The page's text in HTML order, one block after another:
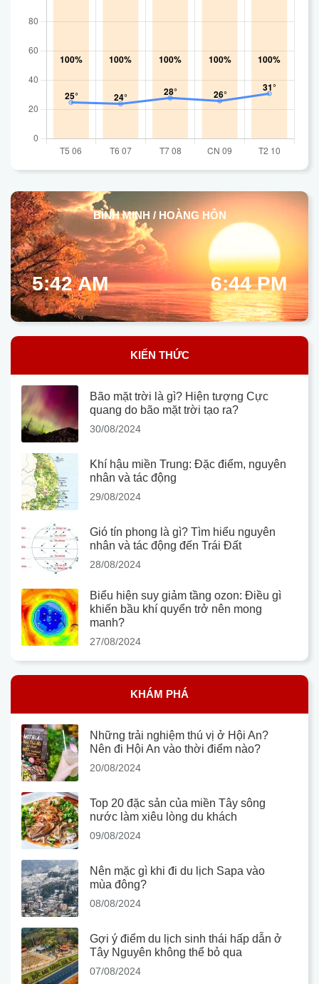
BÌNH MINH / HOÀNG HÔN
5:42 AM 6:44 PM
KIẾN THỨC
Bão mặt trời là gì? Hiện tượng Cực
quang do bão mặt trời tạo ra?
30/08/2024
Khí hậu miền Trung: Đặc điểm, nguyên
nhân và tác động
29/08/2024
Gió tín phong là gì? Tìm hiểu nguyên
nhân và tác động đến Trái Đất
28/08/2024
Biểu hiện suy giảm tầng ozon: Điều gì
khiến bầu khí quyển trở nên mong
manh?
27/08/2024
KHÁM PHÁ
Những trải nghiệm thú vị ở Hội An?
Nên đi Hội An vào thời điểm nào?
20/08/2024
Top 20 đặc sản của miền Tây sông
nước làm xiêu lòng du khách
09/08/2024
Nên mặc gì khi đi du lịch Sapa vào
mùa đông?
08/08/2024
Gợi ý điểm du lịch sinh thái hấp dẫn ở
Tây Nguyên không thể bỏ qua
07/08/2024